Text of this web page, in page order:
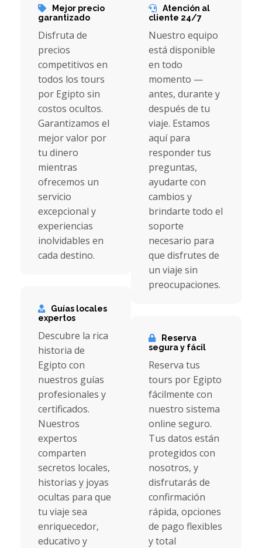
Mejor precio
garantizado
Disfruta de
precios
competitivos en
todos los tours
por Egipto sin
costos ocultos.
Garantizamos el
mejor valor por
tu dinero
mientras
ofrecemos un
servicio
excepcional y
experiencias
inolvidables en
cada destino.
Guías locales
expertos
Descubre la rica
historia de
Egipto con
nuestros guías
profesionales y
certificados.
Nuestros
expertos
comparten
secretos locales,
historias y joyas
ocultas para que
tu viaje sea
enriquecedor,
educativo y
Atención al
cliente 24/7
Nuestro equipo
está disponible
en todo
momento —
antes, durante y
después de tu
viaje. Estamos
aquí para
responder tus
preguntas,
ayudarte con
cambios y
brindarte todo el
soporte
necesario para
que disfrutes de
un viaje sin
preocupaciones.
Reserva
segura y fácil
Reserva tus
tours por Egipto
fácilmente con
nuestro sistema
online seguro.
Tus datos están
protegidos con
nosotros, y
disfrutarás de
confirmación
rápida, opciones
de pago flexibles
y total